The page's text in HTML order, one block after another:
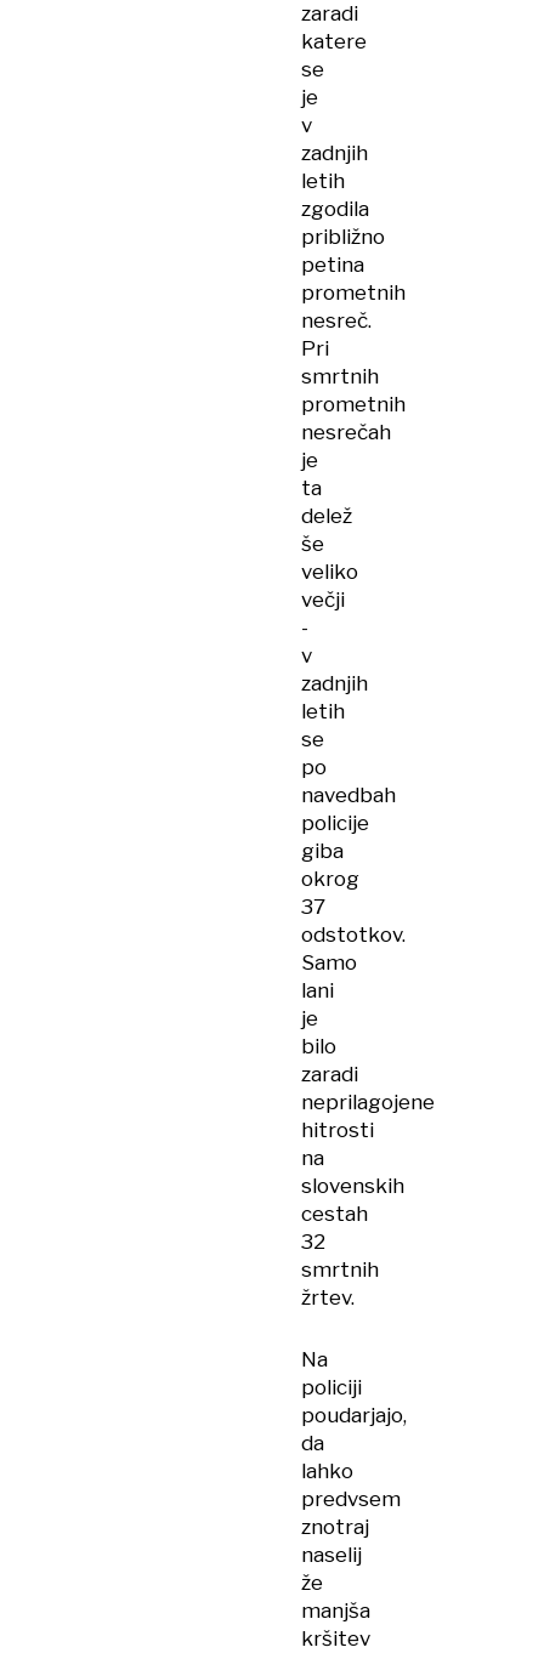
zaradi
katere
se
je
v
zadnjih
letih
zgodila
približno
petina
prometnih
nesreč.
Pri
smrtnih
prometnih
nesrečah
je
ta
delež
še
veliko
večji
-
v
zadnjih
letih
se
po
navedbah
policije
giba
okrog
37
odstotkov.
Samo
lani
je
bilo
zaradi
neprilagojene
hitrosti
na
slovenskih
cestah
32
smrtnih
žrtev.
Na
policiji
poudarjajo,
da
lahko
predvsem
znotraj
naselij
že
manjša
kršitev